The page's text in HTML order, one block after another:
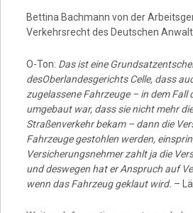
Bettina Bachmann von der
Verkehrsrecht des Deutschen
O-Ton: Das ist eine
desOberlandesgerichts Celle, dass
zugelassene Fahrzeuge – in dem Fall
umgebaut war, dass sie nicht mehr
Straßenverkehr bekam – dann die
Fahrzeuge gestohlen werden,
Versicherungsnehmer zahlt ja die
und deswegen hat er Anspruch auf
wenn das Fahrzeug geklaut wird. –